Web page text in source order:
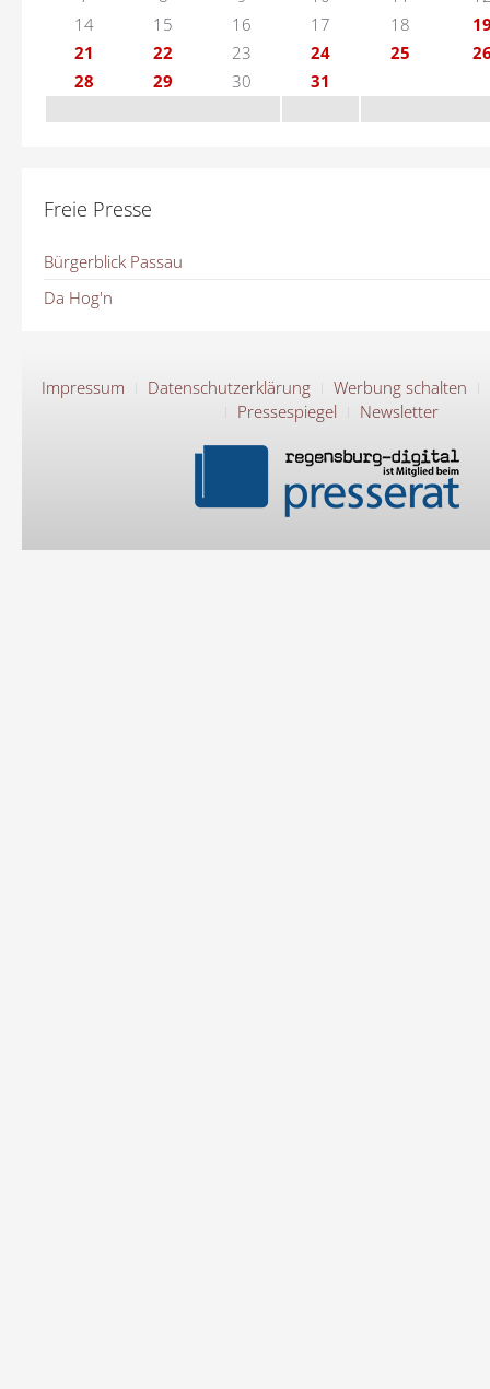
14
15 16 17 18
21
22 23 24 25
28
29 30 31
Freie Presse
Bürgerblick Passau
Da Hog'n
Impressum Datenschutzerklärung
Werbung schalten
Pressespiegel
Newsletter